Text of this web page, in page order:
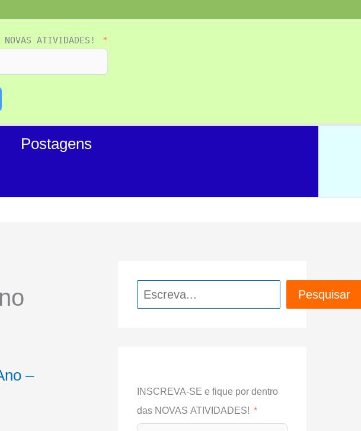
ATIVIDADES!
Postagens
–
Pesquisar Pesquisar
INSCREVA-SE e fique por dentro
das NOVAS ATIVIDADES!